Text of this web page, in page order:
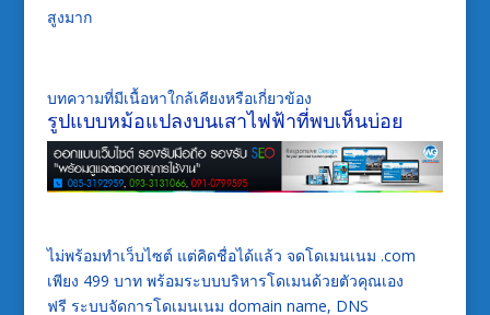
สูงมาก
บทความที่มีเนื้อหาใกล้เคียงหรือเกี่ยวข้อง
รูปแบบหม้อแปลงบนเสาไฟฟ้าที่พบเห็นบ่อย
ไม่พร้อมทำเว็บไซต์ แต่คิดชื่อได้แล้ว จดโดเมนเนม .com
เพียง 499 บาท พร้อมระบบบริหารโดเมนด้วยตัวคุณเอง
ฟรี ระบบจัดการโดเมนเนม domain name, DNS